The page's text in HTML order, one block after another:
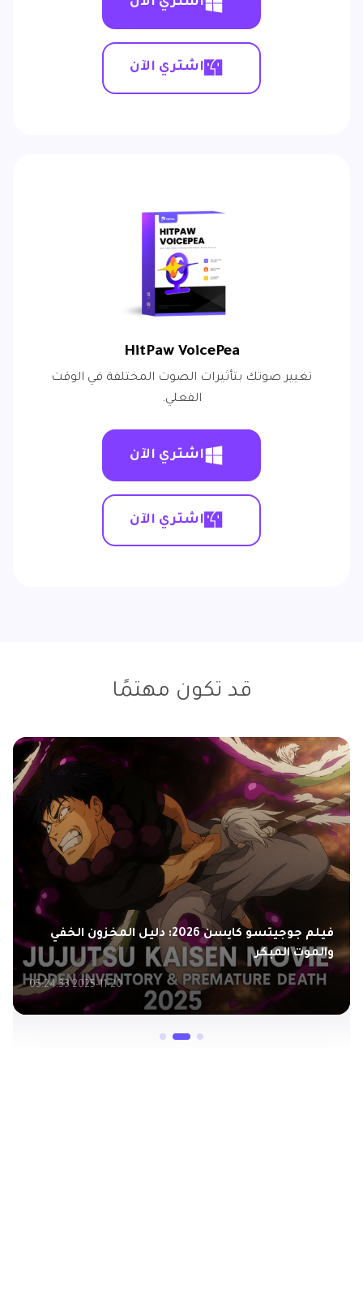
اشتري الآن
HitPaw VoicePea
تغيير صوتك بتأثيرات الصوت المختلفة في الوقت
الفعلي.
اشتري الآن
اشتري الآن
قد تكون مهتمًا
فيلم جوجيتسو كايسن 2026: دليل المخزون الخفي
والموت المبكر
2025-11-20 05:24:33